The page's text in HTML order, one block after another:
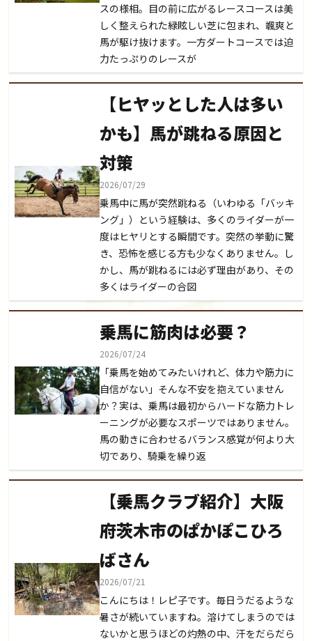
スの様相。目の前に広がるレースコースは美
しく整えられた緑眩しい芝に包まれ、颯爽と
馬が駆け抜けます。一方ダートコースでは迫
力たっぷりのレースが
【ヒヤッとした人は多い
かも】馬が跳ねる原因と
対策
2026/07/29
乗馬中に馬が突然跳ねる（いわゆる「バッキ
ング」）という経験は、多くのライダーが一
度はヒヤリとする瞬間です。突然の挙動に驚
き、恐怖を感じる方も少なくありません。し
かし、馬が跳ねるには必ず理由があり、その
多くはライダーの合図
乗馬に筋肉は必要？
2026/07/24
「乗馬を始めてみたいけれど、体力や筋力に
自信がない」そんな不安を抱えていません
か？実は、乗馬は最初からハードな筋力トレ
ーニングが必要なスポーツではありません。
馬の動きに合わせるバランス感覚が何より大
切であり、騎乗を繰り返
【乗馬クラブ紹介】大阪
府茨木市のぱかぽこひろ
ばさん
2026/07/21
こんにちは！レピ子です。毎日うだるような
暑さが続いていますね。溶けてしまうのでは
ないかと思うほどの灼熱の中、汗をだらだら